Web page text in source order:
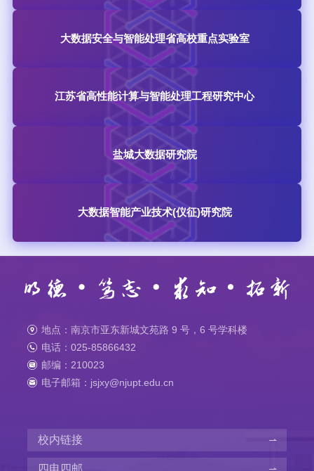
大数据安全与智能处理省高校重点实验室
江苏省高性能计算与智能处理工程研究中心
盐城大数据研究院
大数据智能产业技术(仪征)研究院
地点：南京市亚东新城文苑路 9 号，6 号学科楼
电话：025-85866432
邮编：210023
电子邮箱：jsjxy@njupt.edu.cn
校内链接
四电四邮